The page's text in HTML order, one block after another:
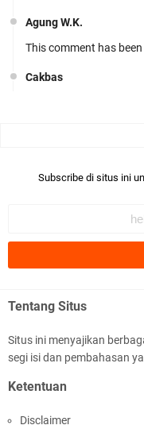
Agung W.K.
This comment has
Cakbas
Bismillaah semoga
Ada sejumlah
mengikuti ust. K …
Anonymous
Subscribe di situs ini
Tentang Situs
Situs ini menyajikan
segi isi dan pembahasan
Ketentuan
Disclaimer